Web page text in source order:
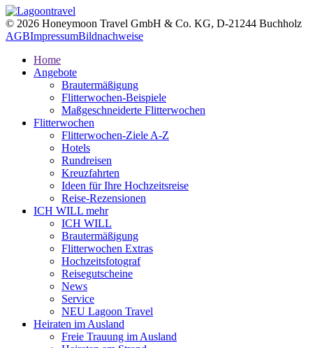
© 2026 Honeymoon Travel GmbH & Co. KG, D-21244 Buchholz
AGBImpressumBildnachweise
Home
Angebote
Brautermäßigung
Flitterwochen-Beispiele
Maßgeschneiderte Flitterwochen
Flitterwochen
Flitterwochen-Ziele A-Z
Hotels
Rundreisen
Kreuzfahrten
Ideen für Ihre Hochzeitsreise
Reise-Rezensionen
ICH WILL mehr
ICH WILL
Brautermäßigung
Flitterwochen Extras
Hochzeitsfotograf
Reisegutscheine
News
Service
NEU Lagoon Travel
Heiraten im Ausland
Freie Trauung im Ausland